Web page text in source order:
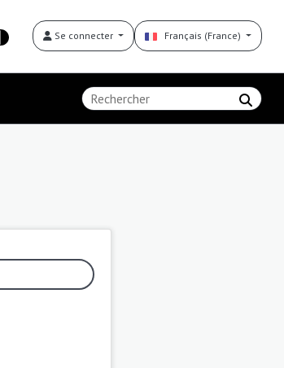
Se connecter Français (France)